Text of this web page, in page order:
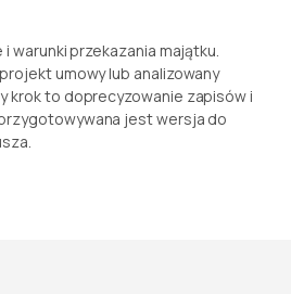
warunki przekazania majątku.
umowy lub analizowany
krok to doprecyzowanie zapisów i
jest wersja do